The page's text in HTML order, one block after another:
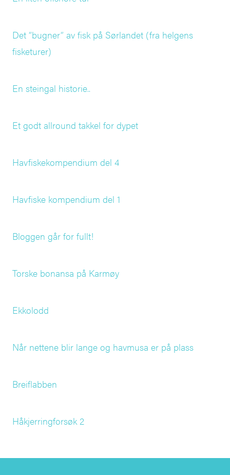
Det ”bugner” av fisk på Sørlandet (fra helgens
fisketurer)
En steingal historie..
Et godt allround takkel for dypet
Havfiskekompendium del 4
Havfiske kompendium del 1
Bloggen går for fullt!
Torske bonansa på Karmøy
Ekkolodd
Når nettene blir lange og havmusa er på plass
Breiflabben
Håkjerringforsøk 2